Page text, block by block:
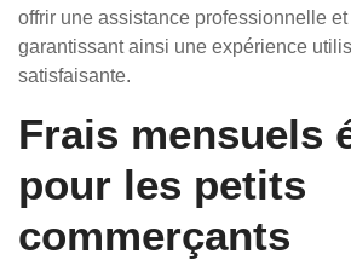
offrir une assistance professionnelle et
garantissant ainsi une expérience
satisfaisante.
Frais mensuels
pour les petits
commerçants